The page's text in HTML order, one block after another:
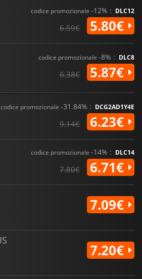
codice promozionale -12% : DLC12
6.59€ 5.80€
codice promozionale -8% : DLC8
6.38€ 5.87€
codice promozionale -31.84% : DCG2AD1Y4E
9.14€ 6.23€
codice promozionale -14% : DLC14
7.80€ 6.71€
7.09€
7.20€